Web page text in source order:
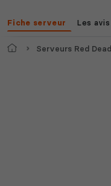
Fiche serveur Les avis
AccueilServeurs Red Dead